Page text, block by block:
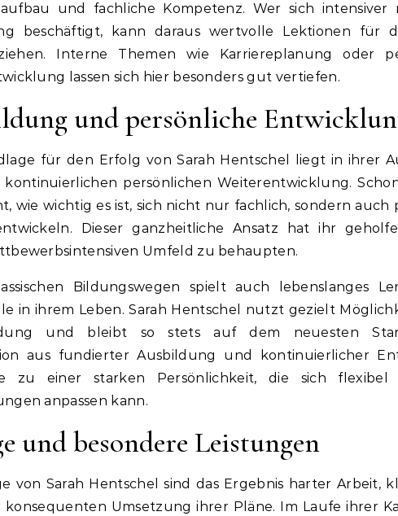
und fachliche Kompetenz. Wer sich intensiver
beschäftigt, kann daraus wertvolle Lektionen für
Interne Themen wie Karriereplanung oder
lassen sich hier besonders gut vertiefen.
und persönliche
für den Erfolg von Sarah Hentschel liegt in ihrer
persönlichen Weiterentwicklung.
wie wichtig es ist, sich nicht nur fachlich, sondern auch
Dieser ganzheitliche Ansatz hat ihr
Umfeld zu behaupten.
Bildungswegen spielt auch lebenslanges
in ihrem Leben. Sarah Hentschel nutzt gezielt
und bleibt so stets auf dem neuesten
aus fundierter Ausbildung und kontinuierlicher
zu einer starken Persönlichkeit, die sich flexibel
anpassen kann.
und besondere Leistungen
von Sarah Hentschel sind das Ergebnis harter Arbeit,
konsequenten Umsetzung ihrer Pläne. Im Laufe ihrer